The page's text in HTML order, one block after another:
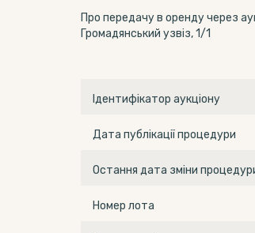
Про передачу в оренду через
Громадянський узвіз, 1/1
Ідентифікатор аукціону
Дата публікації процедури
Остання дата зміни
Номер лота